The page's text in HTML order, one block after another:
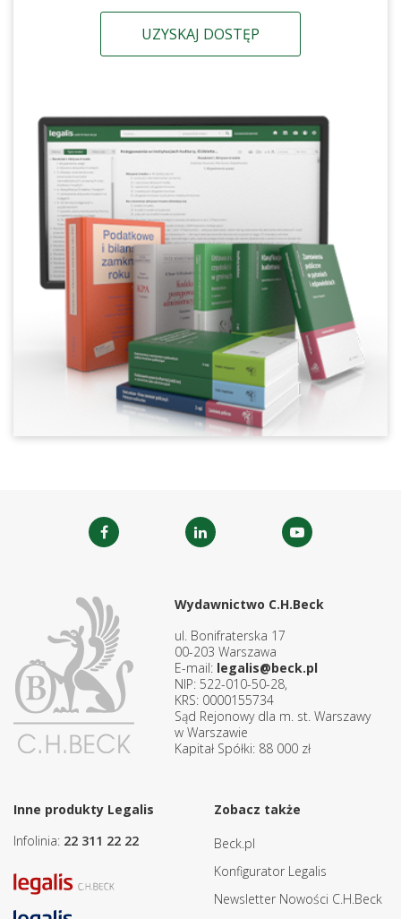
UZYSKAJ DOSTĘP
Wydawnictwo C.H.Beck
ul. Bonifraterska 17
00-203 Warszawa
E-mail: legalis@beck.pl
NIP: 522-010-50-28,
KRS: 0000155734
Sąd Rejonowy dla m. st. Warszawy
w Warszawie
Kapitał Spółki: 88 000 zł
Inne produkty Legalis
Infolinia: 22 311 22 22
Zobacz także
Beck.pl
Konfigurator Legalis
Newsletter Nowości C.H.Beck